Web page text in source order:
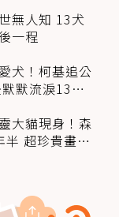
無人知 13犬
一程
犬！柯基追公
默流淚13萬
大貓現身！森
超珍貴畫面